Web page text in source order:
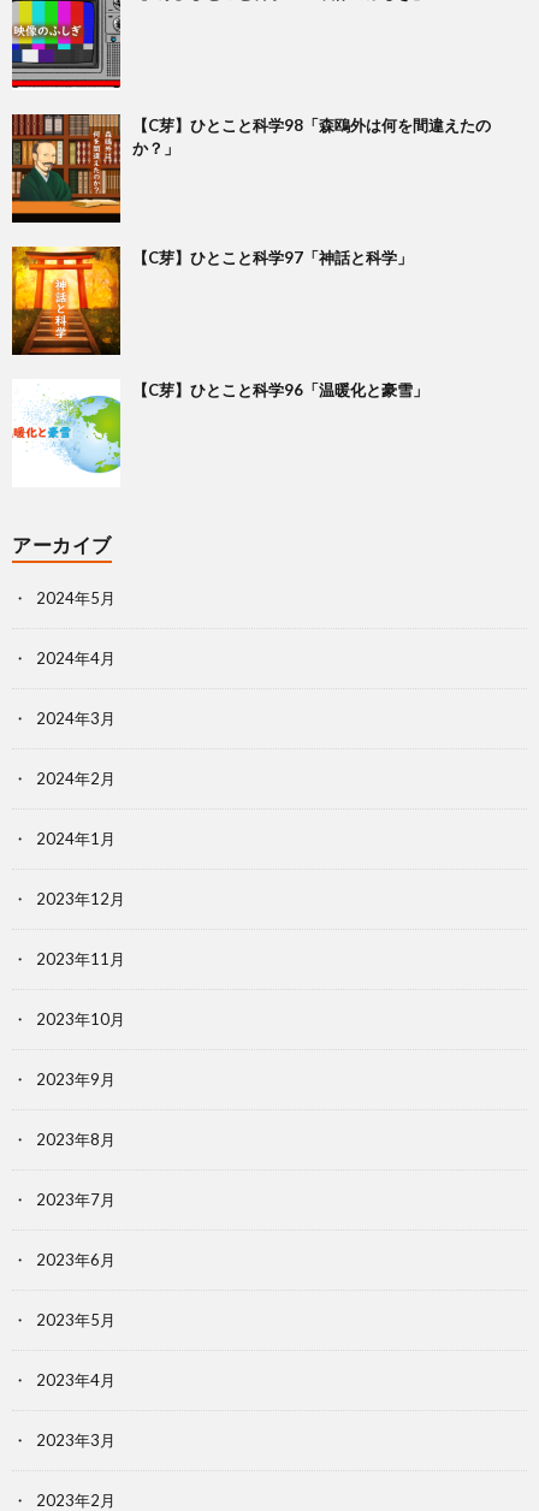
【C芽】ひとこと科学98「森鴎外は何を間違えたの
か？」
【C芽】ひとこと科学97「神話と科学」
【C芽】ひとこと科学96「温暖化と豪雪」
アーカイブ
2024年5月
2024年4月
2024年3月
2024年2月
2024年1月
2023年12月
2023年11月
2023年10月
2023年9月
2023年8月
2023年7月
2023年6月
2023年5月
2023年4月
2023年3月
2023年2月